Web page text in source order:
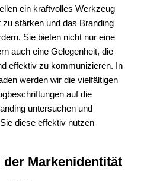
ein kraftvolles Werkzeug
stärken und das Branding
Sie bieten nicht nur eine
auch eine Gelegenheit, die
effektiv zu kommunizieren. In
werden wir die vielfältigen
auf die
untersuchen und
diese effektiv nutzen
der Markenidentität